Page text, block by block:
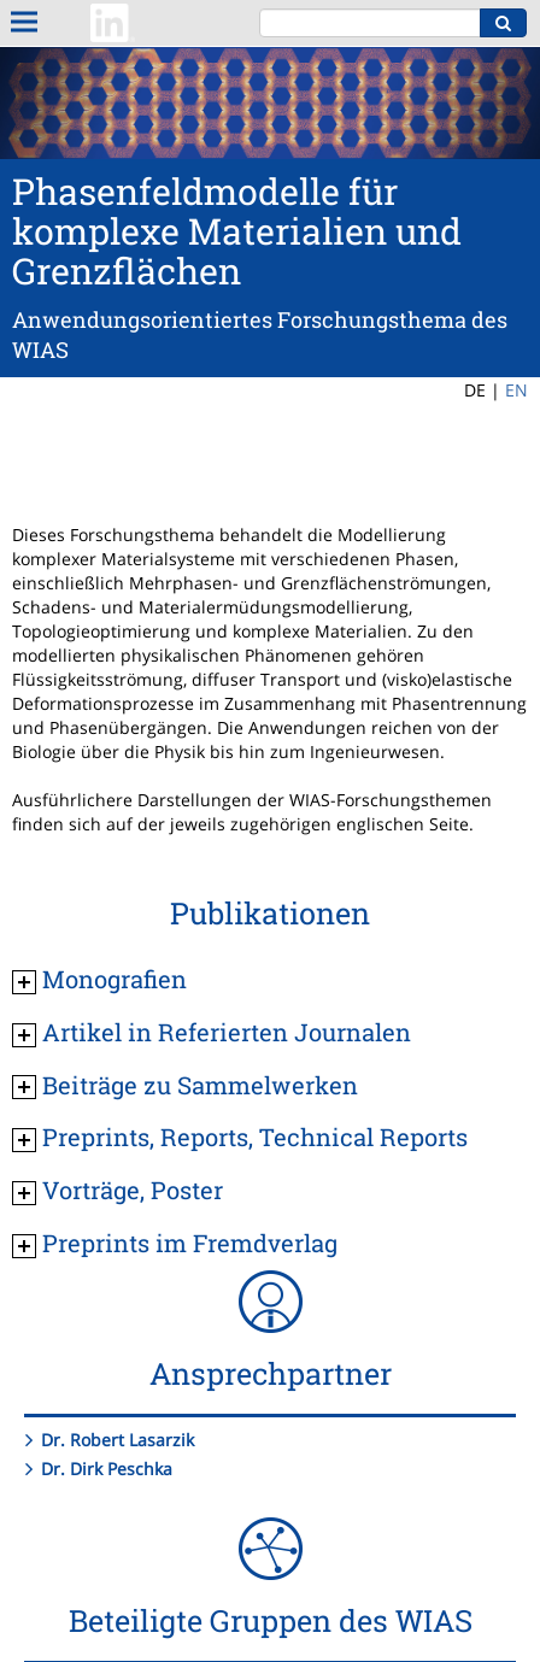
Phasenfeldmodelle für
komplexe Materialien und
Grenzflächen
Anwendungsorientiertes Forschungsthema des
WIAS
DE | EN
Dieses Forschungsthema behandelt die Modellierung
komplexer Materialsysteme mit verschiedenen Phasen,
einschließlich Mehrphasen- und Grenzflächenströmungen,
Schadens- und Materialermüdungsmodellierung,
Topologieoptimierung und komplexe Materialien. Zu den
modellierten physikalischen Phänomenen gehören
Flüssigkeitsströmung, diffuser Transport und (visko)elastische
Deformationsprozesse im Zusammenhang mit Phasentrennung
und Phasenübergängen. Die Anwendungen reichen von der
Biologie über die Physik bis hin zum Ingenieurwesen.
Ausführlichere Darstellungen der WIAS-Forschungsthemen
finden sich auf der jeweils zugehörigen englischen Seite.
Publikationen
Monografien
Artikel in Referierten Journalen
Beiträge zu Sammelwerken
Preprints, Reports, Technical Reports
Vorträge, Poster
Preprints im Fremdverlag
Ansprechpartner
Dr. Robert Lasarzik
Dr. Dirk Peschka
Beteiligte Gruppen des WIAS